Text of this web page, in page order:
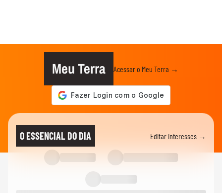
Meu Terra Acessar o Meu Terra →
O ESSENCIAL DO DIA Editar interesses →